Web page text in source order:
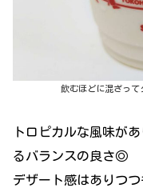
飲むほどに混ざって
トロピカルな風味が
るバランスの良さ◎
デザート感はありつ